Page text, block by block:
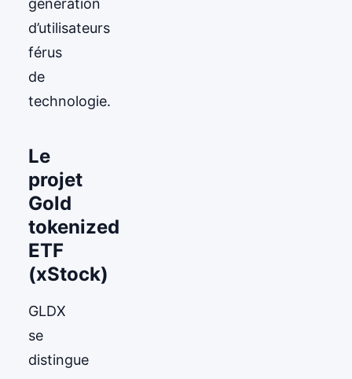
d’utilisateurs
férus
de
technologie.
Le
projet
Gold
tokenized
ETF
(xStock)
GLDX
se
distingue